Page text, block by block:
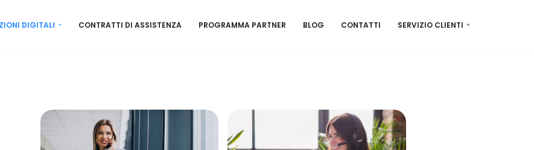
DIGITALI CONTRATTI DI ASSISTENZA PROGRAMMA PARTNER BLOG CONTATTI SERVIZIO CLIENTI